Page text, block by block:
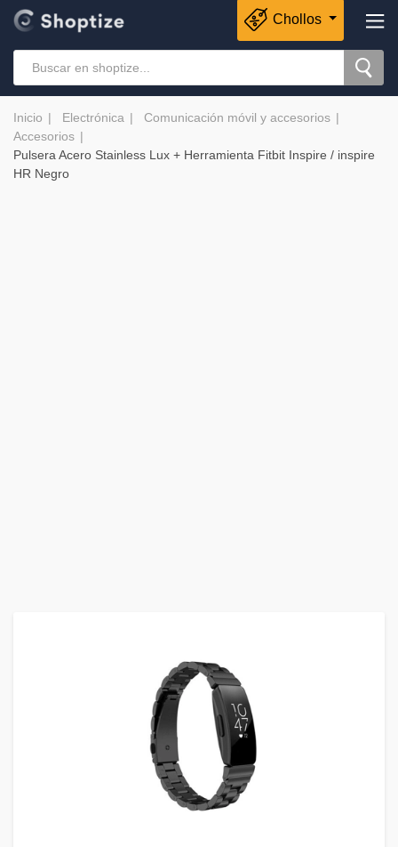
Chollos
Inicio Electrónica
Comunicación móvil y accesorios
Accesorios
Pulsera Acero Stainless Lux + Herramienta Fitbit Inspire / inspire
HR Negro